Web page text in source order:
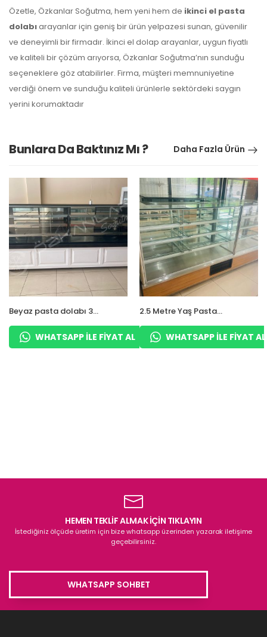
Özetle, Özkanlar Soğutma, hem yeni hem de ikinci el pasta
dolabıarayanlar için geniş bir ürün yelpazesi sunan, güvenilir
ve deneyimli bir firmadır. İkinci el dolap arayanlar, uygun fiyatlı
ve kaliteli bir çözüm arıyorsa, Özkanlar Soğutma’nın sunduğu
seçeneklere göz atabilirler. Firma, müşteri memnuniyetine
verdiği önem ve sunduğu kaliteli ürünlerle sektördeki saygın
yerini korumaktadır
Bunlara Da Baktınız Mı ? Daha Fazla Ürün
Beyaz pasta dolabı 3
WHATSAPP ILE FIYAT AL
2.5 Metre Yaş Pasta
KahverengiWHATSAPP ILE FIYAT AL
HEMEN TEKLİF ALMAK İÇİN TIKLAYIN
İstediğiniz ölçüde üretim için bize whatsapp üzerinden yazarak iletişime
geçebilirsiniz.
WHATSAPP SOHBET